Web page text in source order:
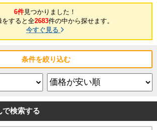
6件見つかりました！
をすると全2683件の中から探せます。
今すぐ見る
条件を絞り込む
で検索する